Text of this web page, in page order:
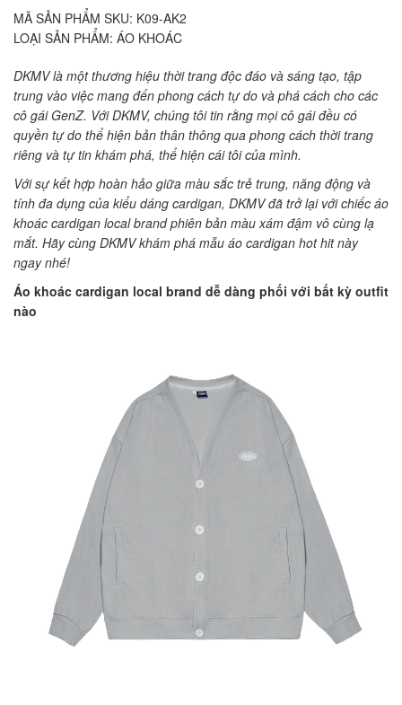
MÃ SẢN PHẨM SKU: K09-AK2
LOẠI SẢN PHẨM: ÁO KHOÁC
DKMV là một thương hiệu thời trang độc đáo và sáng tạo, tập
trung vào việc mang đến phong cách tự do và phá cách cho các
cô gái GenZ. Với DKMV, chúng tôi tin rằng mọi cô gái đều có
quyền tự do thể hiện bản thân thông qua phong cách thời trang
riêng và tự tin khám phá, thể hiện cái tôi của mình.
Với sự kết hợp hoàn hảo giữa màu sắc trẻ trung, năng động và
tính đa dụng của kiểu dáng cardigan, DKMV đã trở lại với chiếc áo
khoác cardigan local brand phiên bản màu xám đậm vô cùng lạ
mắt. Hãy cùng DKMV khám phá mẫu áo cardigan hot hit này
ngay nhé!
Áo khoác cardigan local brand dễ dàng phối với bất kỳ outfit
nào